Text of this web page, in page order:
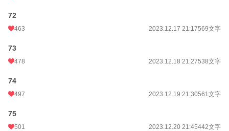
72
463 2023.12.17 21:17569文字
73
478 2023.12.18 21:27538文字
74
497 2023.12.19 21:30561文字
75
501 2023.12.20 21:45442文字